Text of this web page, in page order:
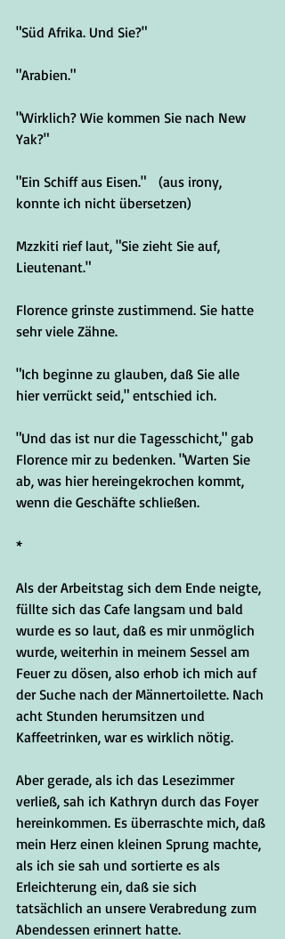
"Süd Afrika. Und Sie?"
"Arabien."
"Wirklich? Wie kommen Sie nach New
Yak?"
"Ein Schiff aus Eisen." 	(aus irony,
konnte ich nicht übersetzen)
Mzzkiti rief laut, "Sie zieht Sie auf,
Lieutenant."
Florence grinste zustimmend. Sie hatte
sehr viele Zähne.
"Ich beginne zu glauben, daß Sie alle
hier verrückt seid," entschied ich.
"Und das ist nur die Tagesschicht," gab
Florence mir zu bedenken. "Warten Sie
ab, was hier hereingekrochen kommt,
wenn die Geschäfte schließen.
*
Als der Arbeitstag sich dem Ende neigte,
füllte sich das Cafe langsam und bald
wurde es so laut, daß es mir unmöglich
wurde, weiterhin in meinem Sessel am
Feuer zu dösen, also erhob ich mich auf
der Suche nach der Männertoilette. Nach
acht Stunden herumsitzen und
Kaffeetrinken, war es wirklich nötig.
Aber gerade, als ich das Lesezimmer
verließ, sah ich Kathryn durch das Foyer
hereinkommen. Es überraschte mich, daß
mein Herz einen kleinen Sprung machte,
als ich sie sah und sortierte es als
Erleichterung ein, daß sie sich
tatsächlich an unsere Verabredung zum
Abendessen erinnert hatte.